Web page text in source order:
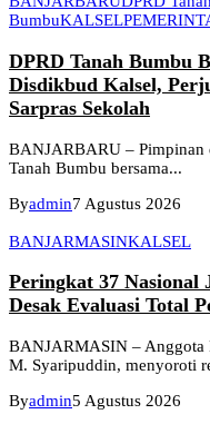
BumbuKALSEL
DPRD Tanah Bumbu
Disdikbud Kalsel,
Sarpras Sekolah
BANJARBARU – Pimpinan
Tanah Bumbu bersama...
Byadmin7 Agustus 2026
BANJARMASINKALSEL
Peringkat 37
Desak Evaluasi Total
BANJARMASIN – Anggota
M. Syaripuddin, menyoroti
Byadmin5 Agustus 2026